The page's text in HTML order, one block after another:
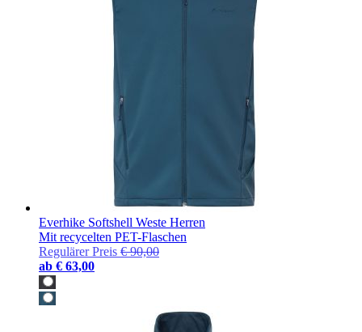
Everhike Softshell Weste Herren
Mit recycelten PET-Flaschen
Regulärer Preis € 90,00
ab € 63,00